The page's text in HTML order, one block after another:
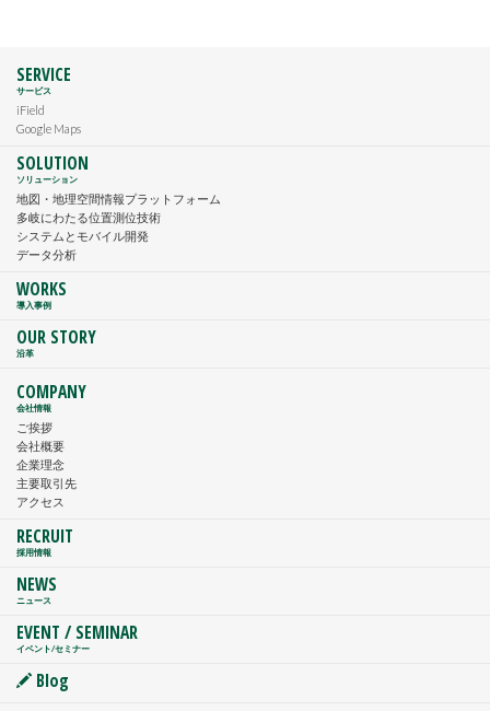
SERVICE
サービス
iField
Google Maps
SOLUTION
ソリューション
地図・地理空間情報プラットフォーム
多岐にわたる位置測位技術
システムとモバイル開発
データ分析
WORKS
導入事例
OUR STORY
沿革
COMPANY
会社情報
ご挨拶
会社概要
企業理念
主要取引先
アクセス
RECRUIT
採用情報
NEWS
ニュース
EVENT / SEMINAR
イベント/セミナー
Blog